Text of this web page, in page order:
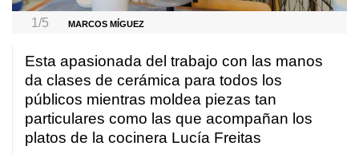
1/5 MARCOS MÍGUEZ
Esta apasionada del trabajo con las manos
da clases de cerámica para todos los
públicos mientras moldea piezas tan
particulares como las que acompañan los
platos de la cocinera Lucía Freitas